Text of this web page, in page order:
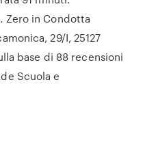
Zero in Condotta
29/I, 25127
base di 88 recensioni
Scuola e